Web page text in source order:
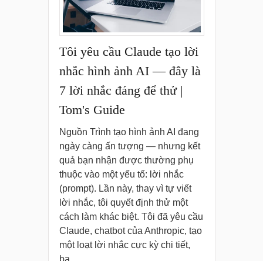
Tôi yêu cầu Claude tạo lời
nhắc hình ảnh AI — đây là
7 lời nhắc đáng để thử |
Tom's Guide
Nguồn Trình tạo hình ảnh AI đang
ngày càng ấn tượng — nhưng kết
quả bạn nhận được thường phụ
thuộc vào một yếu tố: lời nhắc
(prompt). Lần này, thay vì tự viết
lời nhắc, tôi quyết định thử một
cách làm khác biệt. Tôi đã yêu cầu
Claude, chatbot của Anthropic, tạo
một loạt lời nhắc cực kỳ chi tiết,